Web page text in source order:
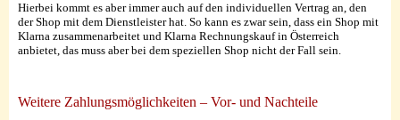
Hierbei kommt es aber immer auch auf den individuellen Vertrag an, den
der Shop mit dem Dienstleister hat. So kann es zwar sein, dass ein Shop mit
Klarna zusammenarbeitet und Klarna Rechnungskauf in Österreich
anbietet, das muss aber bei dem speziellen Shop nicht der Fall sein.
Weitere Zahlungsmöglichkeiten – Vor- und Nachteile